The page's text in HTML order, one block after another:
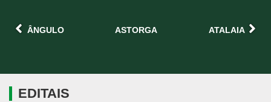
ÂNGULO ASTORGA ATALAIA
EDITAIS